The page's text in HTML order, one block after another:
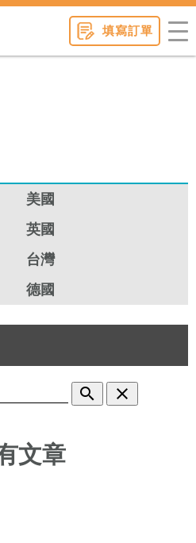
填寫訂單
美國
英國
台灣
德國
search clear
文章